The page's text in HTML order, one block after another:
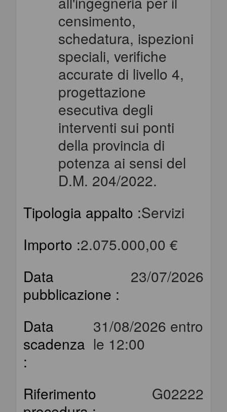
censimento,
schedatura, ispezioni
speciali, verifiche
accurate di livello 4,
progettazione
esecutiva degli
interventi sui ponti
della provincia di
potenza ai sensi del
D.M. 204/2022.
Tipologia appalto :Servizi
Importo :2.075.000,00 €
Data
pubblicazione :
23/07/2026
Data
scadenza
:
31/08/2026 entro
le 12:00
Riferimento
G02222